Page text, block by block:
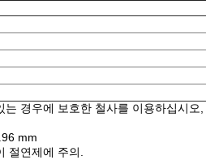
경우에 보호한 철사를 이용하십시
mm
절연제에 주의.